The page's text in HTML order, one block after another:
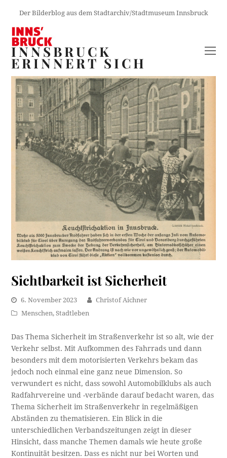
Der Bilderblog aus dem Stadtarchiv/Stadtmuseum Innsbruck
INNSBRUCK
ERINNERT SICH
Sichtbarkeit ist Sicherheit
6. November 2023
Christof Aichner
Menschen,Stadtleben
Das Thema Sicherheit im Straßenverkehr ist so alt, wie der
Verkehr selbst. Mit Aufkommen des Fahrrads und dann
besonders mit dem motorisierten Verkehrs bekam das
jedoch noch einmal eine ganz neue Dimension. So
verwundert es nicht, dass sowohl Automobilklubs als auch
Radfahrvereine und -verbände darauf bedacht waren, das
Thema Sicherheit im Straßenverkehr in regelmäßigen
Abständen zu thematisieren. Ein Blick in die
unterschiedlichen Verbandszeitungen zeigt in dieser
Hinsicht, dass manche Themen damals wie heute große
Kontinuität besitzen. Dass es nicht nur bei Worten und